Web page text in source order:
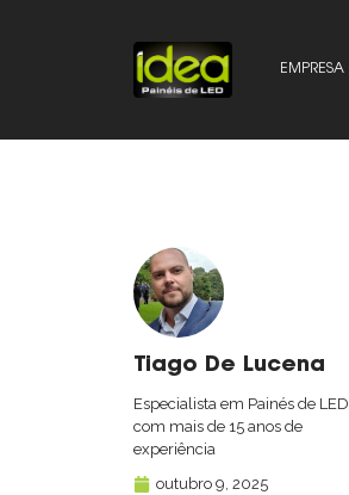
EMPRESA
Tiago De Lucena
Especialista em Painés de LED
com mais de 15 anos de
experiência
outubro 9, 2025